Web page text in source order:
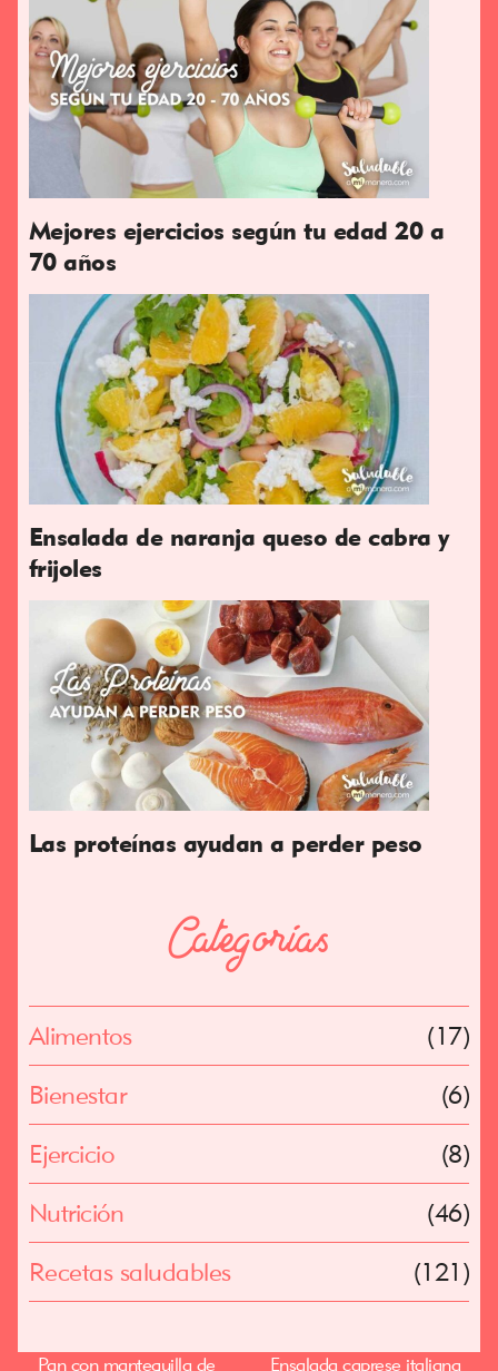
Mejores ejercicios según tu edad 20 a
70 años
Ensalada de naranja queso de cabra y
frijoles
Las proteínas ayudan a perder peso
Categorías
Alimentos
(17)
Bienestar
(6)
Ejercicio
(8)
Nutrición
(46)
Recetas saludables
(121)
Pan con mantequilla de Ensalada caprese italiana